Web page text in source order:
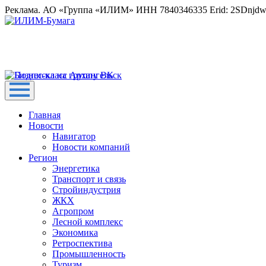
Реклама. АО «Группа «ИЛИМ» ИНН 7840346335 Erid:
Главная
Новости
Навигатор
Новости компаний
Регион
Энергетика
Транспорт и связь
Стройиндустрия
ЖКХ
Агропром
Лесной комплекс
Экономика
Ретроспектива
Промышленность